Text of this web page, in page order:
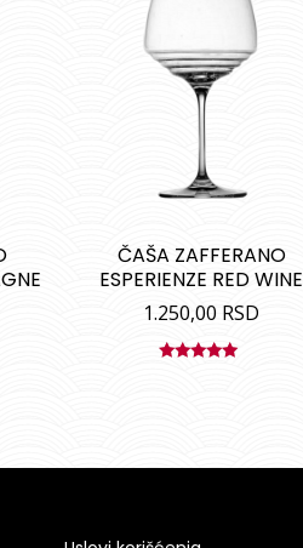
ČAŠA ZAFFERANO
ESPERIENZE RED WINE
1.250,00 RSD